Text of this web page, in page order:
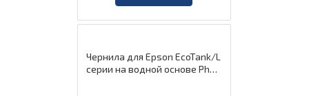
Чернила для Epson EcoTank/L
серии на водной основе Phot